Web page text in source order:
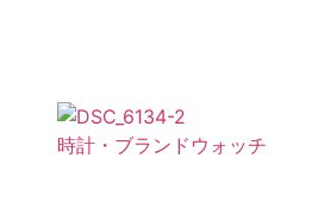
時計・ブランドウォッチ